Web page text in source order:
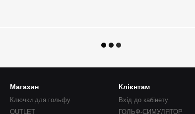
Магазин
Ключки для гольфу
OUTLET
Клієнтам
Вхід до кабінету
ГОЛЬФ-СИМУЛЯТОР